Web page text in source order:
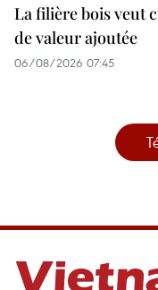
La filière bois veut
de valeur ajoutée
06/08/2026 07:45